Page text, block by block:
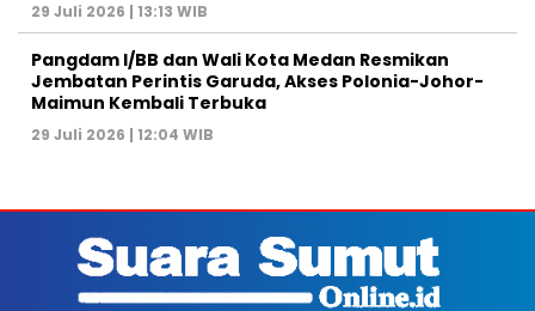
29 Juli 2026 | 13:13 WIB
Pangdam I/BB dan Wali Kota Medan Resmikan
Jembatan Perintis Garuda, Akses Polonia-Johor-
Maimun Kembali Terbuka
29 Juli 2026 | 12:04 WIB